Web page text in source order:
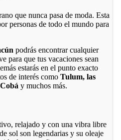
que nunca pasa de moda. Esta
personas de todo el mundo para
podrás encontrar cualquier
para que tus vacaciones sean
estarás en el punto exacto
de interés como Tulum, las
y muchos más.
relajado y con una vibra libre
sol son legendarias y su oleaje